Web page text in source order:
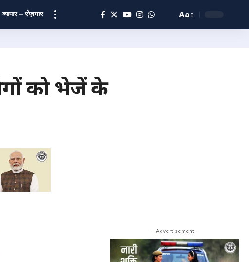
व्यापार – रोज़गार Aa
को भेजें के
- Advertisement -